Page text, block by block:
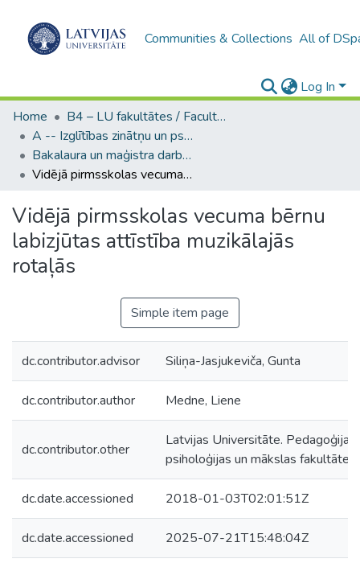
Communities & Collections All of
Log In
Home
B4 – LU fakultātes / Faculties of the UL
A -- Izglītības zinātņu un psiholoģijas fakultāte / Faculty of Education Sciences and Psychology
Bakalaura un maģistra darbi (PPMF) / Bachelor's and Master's theses
Vidējā pirmsskolas vecuma bērnu labizjūtas attīstība muzikālajās rotaļās
Vidējā pirmsskolas vecuma bērnu
labizjūtas attīstība muzikālajās
rotaļās
Simple item page
dc.contributor.advisor Siliņa-Jasjukeviča, Gunta
dc.contributor.author Medne, Liene
dc.contributor.other
Latvijas Universitāte. Pedagoģijas,
psiholoģijas un mākslas fakultāte
dc.date.accessioned 2018-01-03T02:01:51Z
dc.date.accessioned 2025-07-21T15:48:04Z